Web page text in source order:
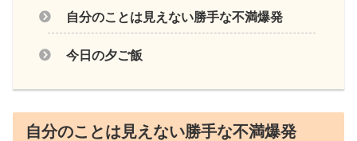
自分のことは見えない勝手な不満爆発
今日の夕ご飯
自分のことは見えない勝手な不満爆発